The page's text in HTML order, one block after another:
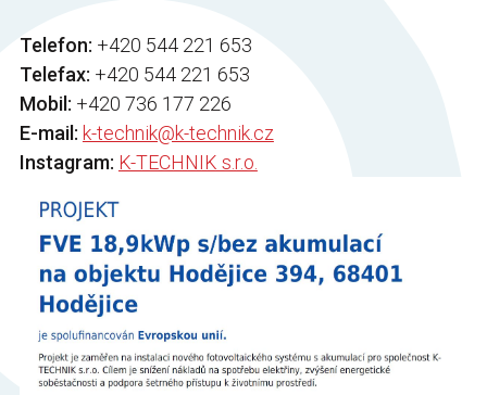
Telefon: +420 544 221 653
Telefax: +420 544 221 653
Mobil: +420 736 177 226
E-mail: k-technik@k-technik.cz
Instagram: K-TECHNIK s.r.o.